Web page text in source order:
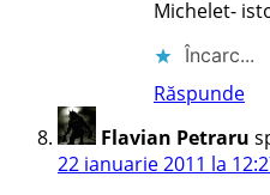
Michelet-
Încarc...
Răspunde
Flavian Petraru
22 ianuarie 2011 la